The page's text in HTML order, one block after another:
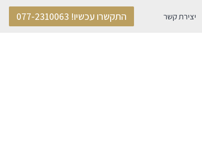
יצירת קשר התקשרו עכשיו! 077-2310063